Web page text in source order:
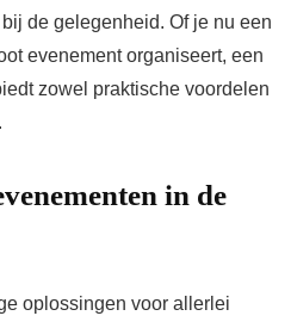
de gelegenheid. Of je nu een
evenement organiseert, een
zowel praktische voordelen
in de
oplossingen voor allerlei